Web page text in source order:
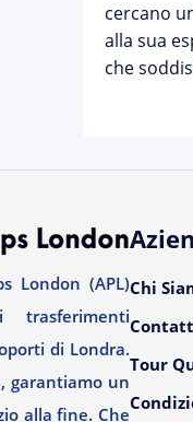
cercano
alla sua
che
London (APL)
di Londra.
garantiamo un
alla fine. Che
Chi
Tour